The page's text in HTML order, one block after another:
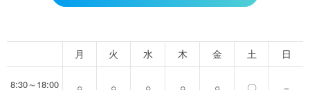
月 火 水 木 金 土 日
8:30～18:00 ○ ○ ○ ○ ○ 〇 −